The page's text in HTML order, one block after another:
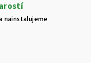
nainstalujeme